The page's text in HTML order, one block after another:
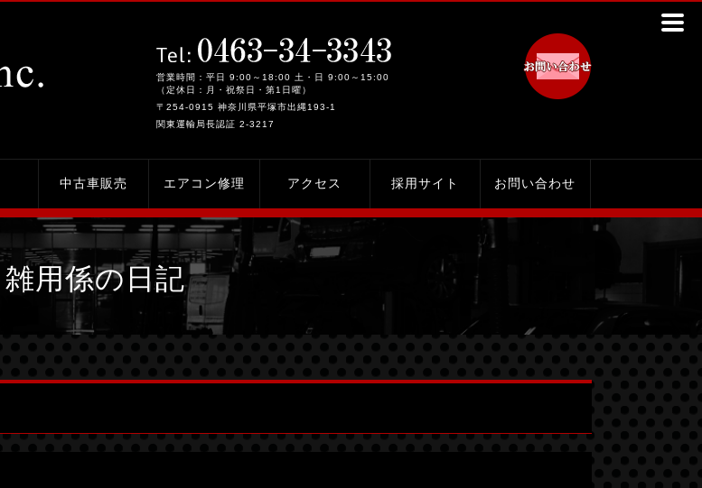
営業時間：平日 9:00～18:00 土・日 9:00～15:00
（定休日：月・祝祭日・第1日曜）
〒254-0915 神奈川県平塚市出縄193-1
関東運輸局長認証 2-3217
中古車販売 エアコン修理 アクセス 採用サイト お問い合わせ
雑用係の日記